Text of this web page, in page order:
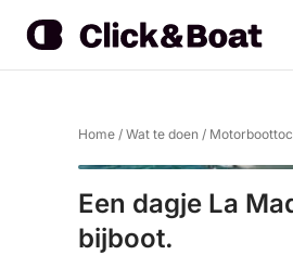
Home / Wat te doen /
Een dagje La
bijboot.